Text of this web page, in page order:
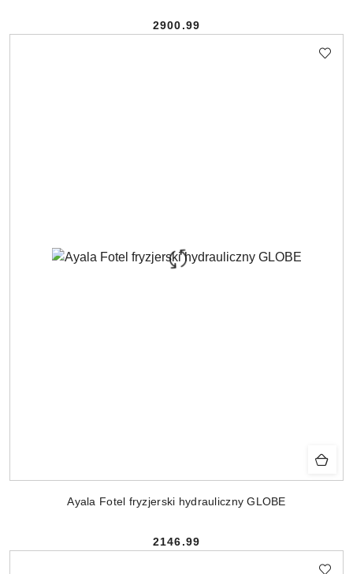
Cena:
2900.99
Ayala Fotel fryzjerski hydrauliczny GLOBE
Cena:
2146.99